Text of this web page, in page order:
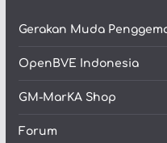
Gerakan Muda
OpenBVE Indonesia
GM-MarKA Shop
Forum